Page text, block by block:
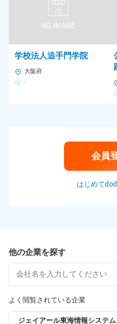
学校法人追手門学院
大阪府
-
会員
はじめて
他の企業を探す
よく閲覧されている企業
ジェイアール東海情報システム